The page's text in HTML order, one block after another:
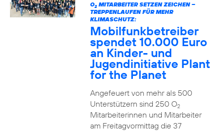
O2MITARBEITER SETZEN ZEICHEN –
TREPPENLAUFEN FÜR MEHR
KLIMASCHUTZ:
Mobilfunkbetreiber
spendet 10.000 Euro
an Kinder- und
Jugendinitiative Plant
for the Planet
Angefeuert von mehr als 500
Unterstützern sind 250 O2
Mitarbeiterinnen und Mitarbeiter
am Freitagvormittag die 37